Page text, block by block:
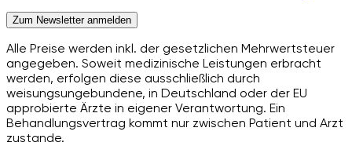
Zum Newsletter anmelden
Alle Preise werden inkl. der gesetzlichen Mehrwertsteuer
angegeben. Soweit medizinische Leistungen erbracht
werden, erfolgen diese ausschließlich durch
weisungsungebundene, in Deutschland oder der EU
approbierte Ärzte in eigener Verantwortung. Ein
Behandlungsvertrag kommt nur zwischen Patient und Arzt
zustande.